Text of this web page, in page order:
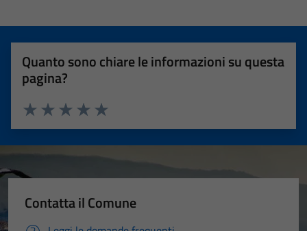
Quanto sono chiare le informazioni su questa
pagina?
Valuta 5 stelle su 5
Valuta 4 stelle su 5
Valuta 3 stelle su 5
Valuta 2 stelle su 5
Valuta 1 stelle su 5
Contatta il Comune